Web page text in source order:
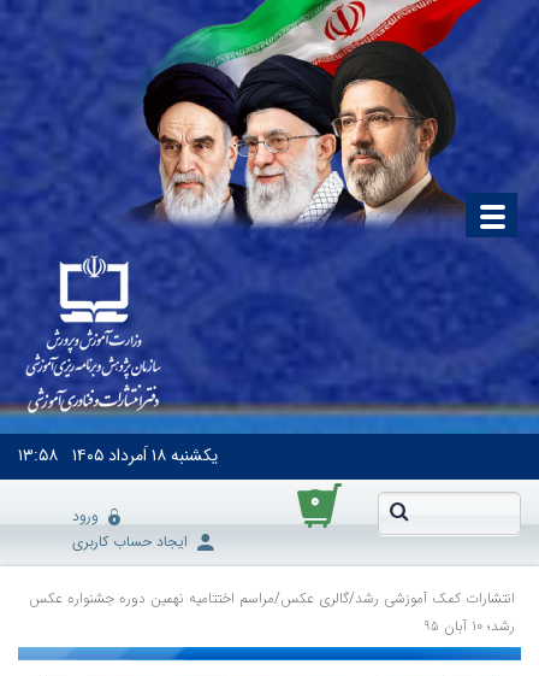
یکشنبه۱۸ اَمرداد ۱۴۰۵ ۱۳:۵۸
۰
ورود
ایجاد حساب کاربری
انتشارات کمک آموزشی رشد/گالری عکس/مراسم اختتامیه نهمین دوره جشنواره عکس
رشد؛ ۱۰ آبان ۹۵